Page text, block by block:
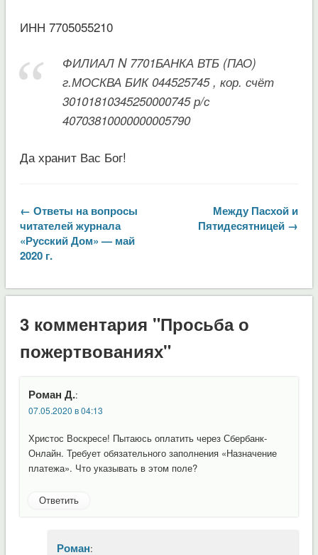
ИНН 7705055210
ФИЛИАЛ N 7701БАНКА ВТБ (ПАО)
г.МОСКВА БИК 044525745 , кор. счёт
30101810345250000745 р/с
40703810000000005790
Да хранит Вас Бог!
← Ответы на вопросы
читателей журнала
«Русский Дом» — май
2020 г.
Между Пасхой и
Пятидесятницей →
3 комментария "Просьба о
пожертвованиях"
Роман Д.:
07.05.2020 в 04:13
Христос Воскресе! Пытаюсь оплатить через Сбербанк-
Онлайн. Требует обязательного заполнения «Назначение
платежа». Что указывать в этом поле?
Ответить
Роман: